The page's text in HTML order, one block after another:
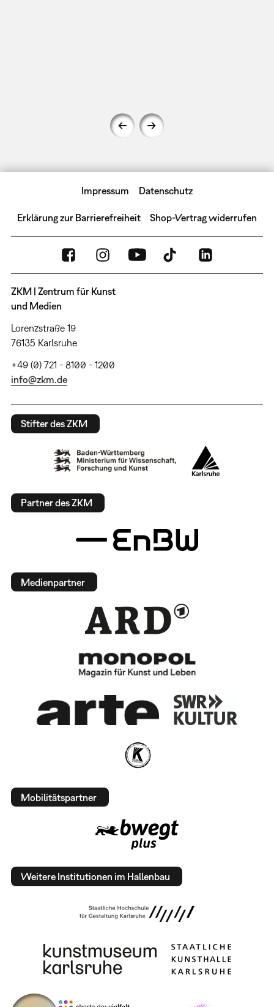
Impressum Datenschutz
Erklärung zur Barrierefreiheit Shop-Vertrag widerrufen
ZKM | Zentrum für Kunst
und Medien
Lorenzstraße 19
76135 Karlsruhe
+49 (0) 721 - 8100 - 1200
info@zkm.de
Stifter des ZKM
Partner des ZKM
Medienpartner
Mobilitätspartner
Weitere Institutionen im Hallenbau